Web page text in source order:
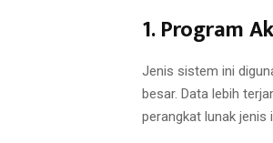
1. Program
Jenis sistem ini
besar. Data lebih
perangkat lunak jenis